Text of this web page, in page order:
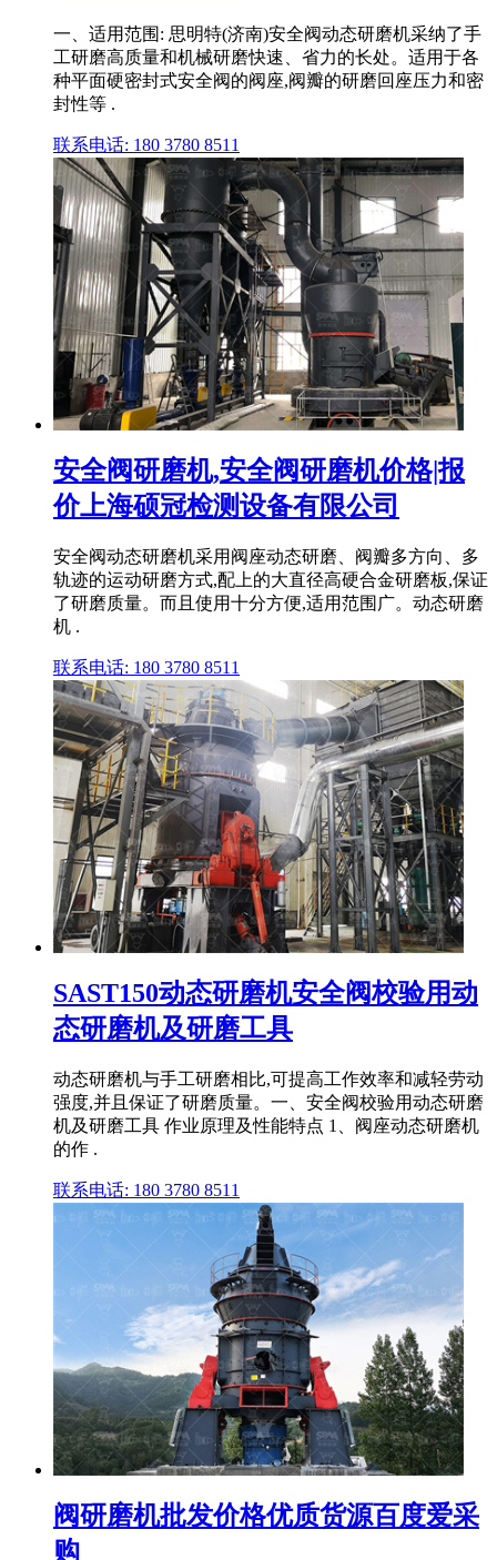
一、适用范围: 思明特(济南)安全阀动态研磨机采纳了手
工研磨高质量和机械研磨快速、省力的长处。适用于各
种平面硬密封式安全阀的阀座,阀瓣的研磨回座压力和密
封性等 .
联系电话: 180 3780 8511
安全阀研磨机,安全阀研磨机价格|报
价上海硕冠检测设备有限公司
安全阀动态研磨机采用阀座动态研磨、阀瓣多方向、多
轨迹的运动研磨方式,配上的大直径高硬合金研磨板,保证
了研磨质量。而且使用十分方便,适用范围广。动态研磨
机 .
联系电话: 180 3780 8511
SAST150动态研磨机安全阀校验用动
态研磨机及研磨工具
动态研磨机与手工研磨相比,可提高工作效率和减轻劳动
强度,并且保证了研磨质量。一、安全阀校验用动态研磨
机及研磨工具 作业原理及性能特点 1、阀座动态研磨机
的作 .
联系电话: 180 3780 8511
阀研磨机批发价格优质货源百度爱采
购